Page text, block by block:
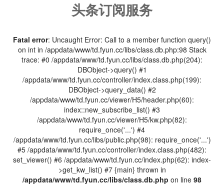
头条订阅服务
Fatal error: Uncaught Error: Call to a member function query()
on int in /appdata/www/td.fyun.cc/libs/class.db.php:98 Stack
trace: #0 /appdata/www/td.fyun.cc/libs/class.db.php(204):
DBObject->query() #1
/appdata/www/td.fyun.cc/controller/index.class.php(199):
DBObject->query_data() #2
/appdata/www/td.fyun.cc/viewer/H5/header.php(60):
index::new_subscribe_list() #3
/appdata/www/td.fyun.cc/viewer/H5/kw.php(82):
require_once('...') #4
/appdata/www/td.fyun.cc/libs/public.php(98): require_once('...')
#5 /appdata/www/td.fyun.cc/controller/index.class.php(482):
set_viewer() #6 /appdata/www/td.fyun.cc/index.php(62): index-
>get_kw_list() #7 {main} thrown in
/appdata/www/td.fyun.cc/libs/class.db.php on line 98